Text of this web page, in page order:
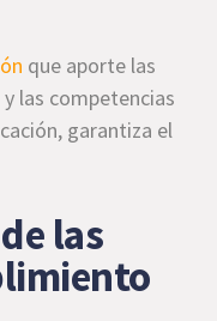
que aporte las
las competencias
garantiza el
las